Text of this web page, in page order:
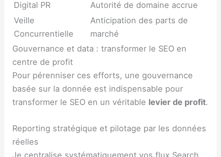
Digital PR
Autorité de domaine accrue
Veille
Concurrentielle
Anticipation des parts de
marché
Gouvernance et data : transformer le SEO en
centre de profit
Pour pérenniser ces efforts, une gouvernance
basée sur la donnée est indispensable pour
transformer le SEO en un véritable levier de profit.
Reporting stratégique et pilotage par les données
réelles